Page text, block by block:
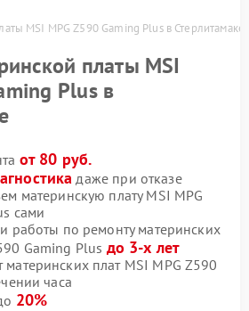
MSI MPG Z590 Gaming Plus в Стерлитамаке
платы MSI
Plus в
от 80 руб.
даже при отказе
материнскую плату MSI MPG
сами
работы по ремонту материнских
Gaming Plus до 3-х лет
плат MSI MPG Z590
часа
20%